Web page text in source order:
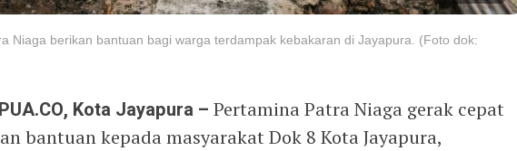
Niaga berikan bantuan bagi warga terdampak kebakaran di Jayapura. (Foto dok:
Kota Jayapura – Pertamina Patra Niaga gerak cepat
bantuan kepada masyarakat Dok 8 Kota Jayapura,